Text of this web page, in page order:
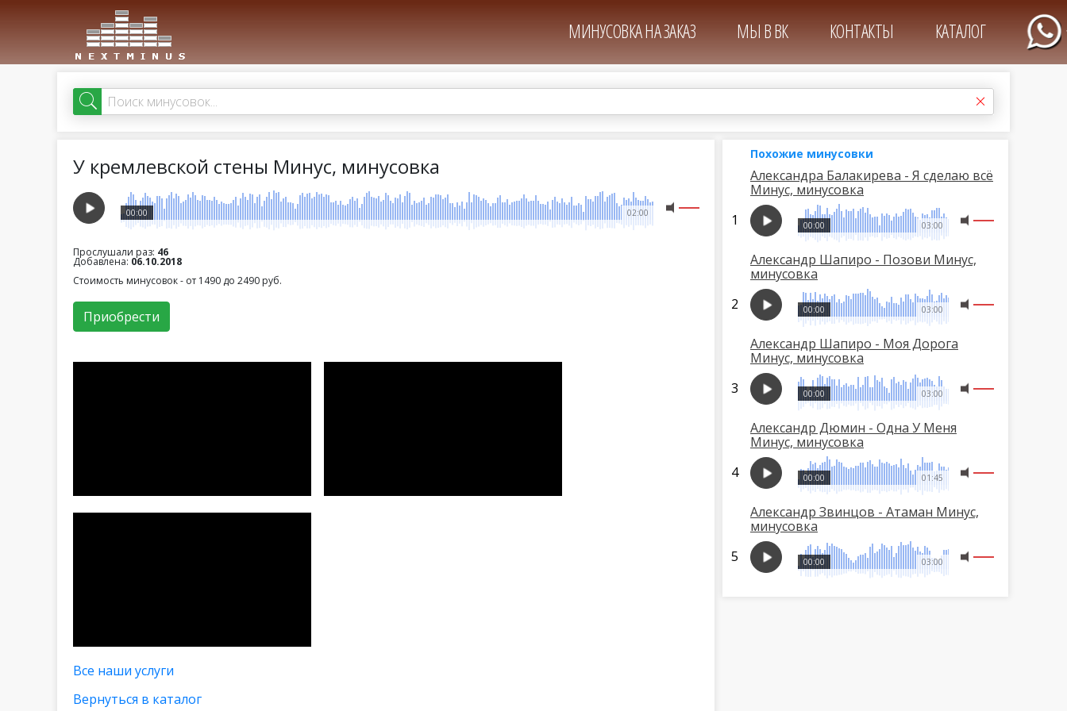
МИНУСОВКА НА ЗАКАЗ МЫ В ВК КОНТАКТЫ КАТАЛОГ
У кремлевской стены Минус, минусовка
02:00
00:00
Прослушали раз: 46
Добавлена: 06.10.2018
Стоимость минусовок - от 1490 до 2490 руб.
Приобрести
Все наши услуги
Вернуться в каталог
Похожие минусовки
Александра Балакирева - Я сделаю всё
Минус, минусовка
03:00
00:00
Александр Шапиро - Позови Минус,
минусовка
03:00
00:00
Александр Шапиро - Моя Дорога
Минус, минусовка
03:00
00:00
Александр Дюмин - Одна У Меня
Минус, минусовка
01:45
00:00
Александр Звинцов - Атаман Минус,
минусовка
03:00
00:00